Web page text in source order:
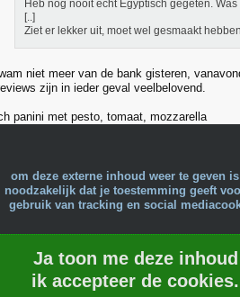
Heb nog nooit echt Egyptisch gegeten.
[..]
Ziet er lekker uit, moet wel gesmaakt hebben
niet meer van de bank gisteren,
zijn in ieder geval veelbelovend.
panini met pesto, tomaat, mozzarella
om deze externe inhoud weer te geven
noodzakelijk dat je toestemming geeft
gebruik van tracking en social
Ja toon me deze inhoud
ik accepteer de cookies.